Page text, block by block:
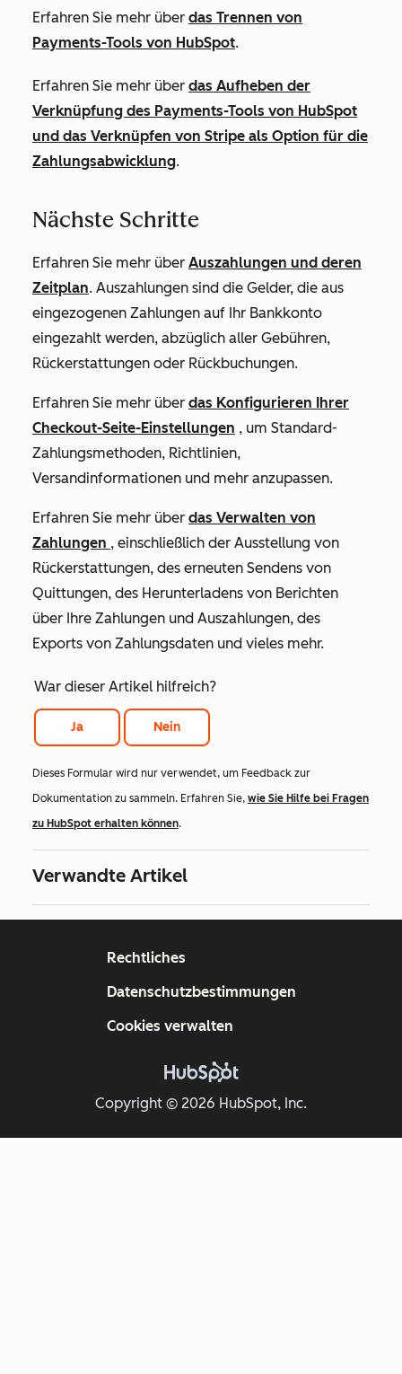
Erfahren Sie mehr über das Trennen von
Payments-Tools von HubSpot.
Erfahren Sie mehr über das Aufheben der
Verknüpfung des Payments-Tools von HubSpot
und das Verknüpfen von Stripe als Option für die
Zahlungsabwicklung.
Nächste Schritte
Erfahren Sie mehr über Auszahlungen und deren
Zeitplan. Auszahlungen sind die Gelder, die aus
eingezogenen Zahlungen auf Ihr Bankkonto
eingezahlt werden, abzüglich aller Gebühren,
Rückerstattungen oder Rückbuchungen.
Erfahren Sie mehr über das Konfigurieren Ihrer
Checkout-Seite-Einstellungen , um Standard-
Zahlungsmethoden, Richtlinien,
Versandinformationen und mehr anzupassen.
Erfahren Sie mehr über das Verwalten von
Zahlungen , einschließlich der Ausstellung von
Rückerstattungen, des erneuten Sendens von
Quittungen, des Herunterladens von Berichten
über Ihre Zahlungen und Auszahlungen, des
Exports von Zahlungsdaten und vieles mehr.
War dieser Artikel hilfreich?
Ja Nein
Dieses Formular wird nur verwendet, um Feedback zur
Dokumentation zu sammeln. Erfahren Sie, wie Sie Hilfe bei Fragen
zu HubSpot erhalten können.
Verwandte Artikel
Copyright © 2026 HubSpot, Inc.
Rechtliches
Datenschutzbestimmungen
Cookies verwalten